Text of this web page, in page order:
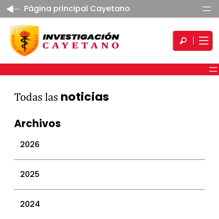
Página principal Cayetano
Todas las noticias
Archivos
2026
julio 2026
mayo 2026
2025
diciembre 2025
2024